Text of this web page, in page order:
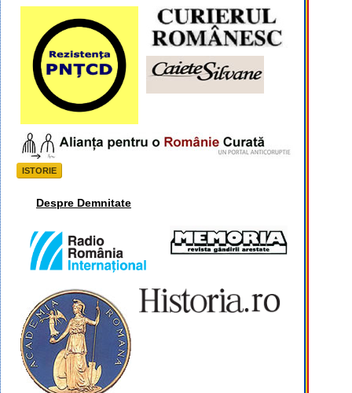
ISTORIE
Despre Demnitate